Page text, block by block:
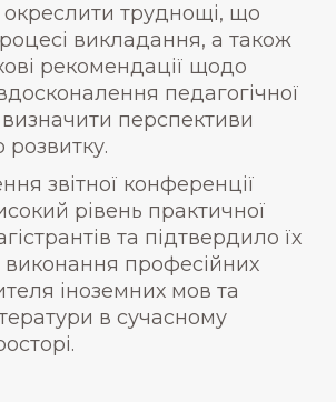
труднощі, що
викладання, а також
рекомендації щодо
педагогічної
визначити перспективи
розвитку.
звітної конференції
рівень практичної
та підтвердило їх
виконання професійних
іноземних мов та
в сучасному